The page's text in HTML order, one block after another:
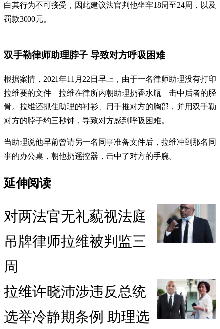
白其行为不可接受，因此建议法官判他坐牢18周至24周，以及
罚款3000元。
双手勒律师助理脖子 导致对方呼吸困难
根据案情，2021年11月22日早上，由于一名律师助理没有打印
拉维要的文件，拉维在律所内朝助理扔香水瓶，击中后者的胫
骨。拉维还抓住助理的衬衫、用手推对方的胸部，并用双手勒
对方的脖子约三秒钟，导致对方感到呼吸困难。
当助理说他早前曾请另一名同事准备文件后，拉维冲到那名同
事的办公桌，朝他扔遥控器，击中了对方的手腕。
延伸阅读
对两法官无礼藐视法庭
吊牌律师拉维被判监三
周
拉维许晓沛涉违反总统
选举冷静期条例 助理选